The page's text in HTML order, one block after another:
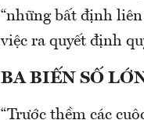
“những bất định
việc ra quyết định
BA BIẾN SỐ
“Trước thềm các